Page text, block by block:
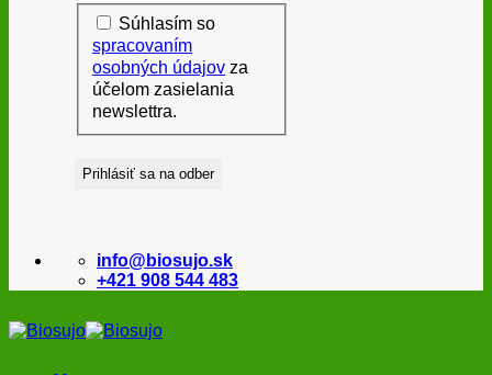
Súhlasím so
spracovaním
osobných údajov za
účelom zasielania
newslettra.
info@biosujo.sk
+421 908 544 483